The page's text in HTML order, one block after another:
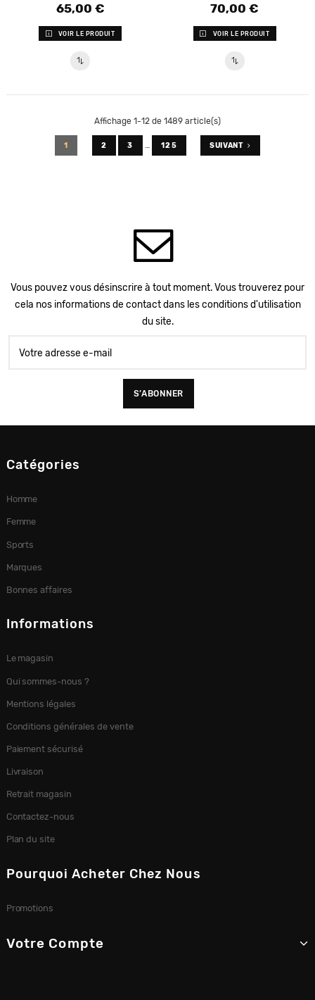
Prix
65,00 €
VOIR LE PRODUIT
Prix
70,00 €
VOIR LE PRODUIT
Affichage 1-12 de 1489 article(s)
1 2 3 … 125 SUIVANT
Vous pouvez vous désinscrire à tout moment. Vous trouverez pour
cela nos informations de contact dans les conditions d'utilisation
du site.
Catégories
Homme
Femme
Sports
Marques
Bonnes affaires
Informations
Le magasin
Qui sommes-nous ?
Mentions légales
Conditions générales de vente
Paiement sécurisé
Livraison
Retrait magasin
Contactez-nous
Plan du site
Pourquoi Acheter Chez Nous
Promotions
Votre Compte